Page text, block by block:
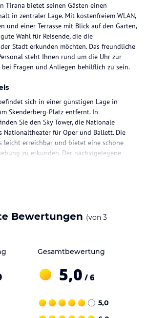
Tirana bietet seinen Gästen einen
in zentraler Lage. Mit kostenfreiem WLAN,
und einer Terrasse mit Blick auf den Garten,
Wahl für Reisende, die die
Stadt erkunden möchten. Das freundliche
steht Ihnen rund um die Uhr zur
bei Fragen und Anliegen behilflich zu sein.
sich in einer günstigen Lage in
Skenderberg-Platz entfernt. In
Sie den Sky Tower, die Nationale
Nationaltheater für Oper und Ballett. Die
leicht erreichbar und bietet eine schöne
zu erkunden. Der nächstgelegene
eigenes Bad mit Dusche und kostenlosen
Ausstattung gehören Klimaanlage
seinen Gästen ein reichhaltiges
Frühstück, bevor Sie die Stadt erkunden.
Hotels finden Sie auch verschiedene
Bewertungen (von 3
Gesamtbewertung
5,0 / 6
5,0